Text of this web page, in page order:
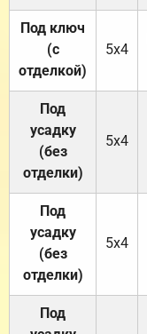
Под ключ
(с
отделкой)
5х4
Под
усадку
(без
отделки)
5х4
Под
усадку
(без
отделки)
5х4
Под